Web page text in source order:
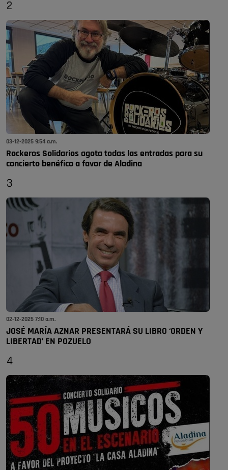
2
03-12-2025 9:54 a.m.
Rockeros Solidarios agota todas las entradas para su
concierto benéfico a favor de Aladina
3
02-12-2025 7:10 a.m.
JOSÉ MARÍA AZNAR PRESENTARÁ SU LIBRO ‘ORDEN Y
LIBERTAD’ EN POZUELO
4